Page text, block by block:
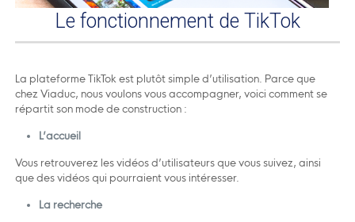
Le fonctionnement de TikTok
La plateforme TikTok est plutôt simple d’utilisation. Parce que
chez Viaduc, nous voulons vous accompagner, voici comment se
répartit son mode de construction :
L’accueil
Vous retrouverez les vidéos d’utilisateurs que vous suivez, ainsi
que des vidéos qui pourraient vous intéresser.
La recherche